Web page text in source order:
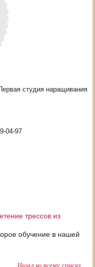
студия наращивания
04-97
трессов из
обучение в нашей
Назад ко всему списку